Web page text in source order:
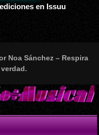
en Issuu
Noa Sánchez – Respira